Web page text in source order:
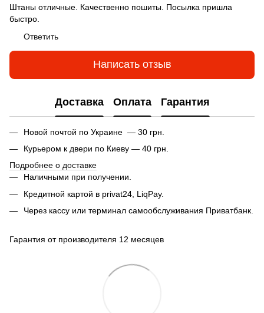
Штаны отличные. Качественно пошиты. Посылка пришла
быстро.
Ответить
Написать отзыв
Доставка Оплата Гарантия
Новой почтой по Украине — 30 грн.
Курьером к двери по Киеву — 40 грн.
Подробнее о доставке
Наличными при получении.
Кредитной картой в privat24, LiqPay.
Через кассу или терминал самообслуживания Приватбанк.
Гарантия от производителя 12 месяцев